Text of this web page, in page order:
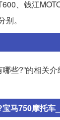
、钱江
。
些?”的相关
马750摩托车